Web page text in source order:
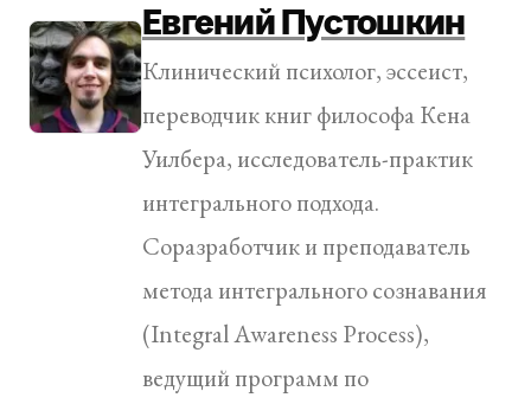
Евгений Пустошкин
Клинический психолог, эссеист,
переводчик книг философа Кена
Уилбера, исследователь-практик
интегрального подхода.
Соразработчик и преподаватель
метода интегрального сознавания
(Integral Awareness Process),
ведущий программ по